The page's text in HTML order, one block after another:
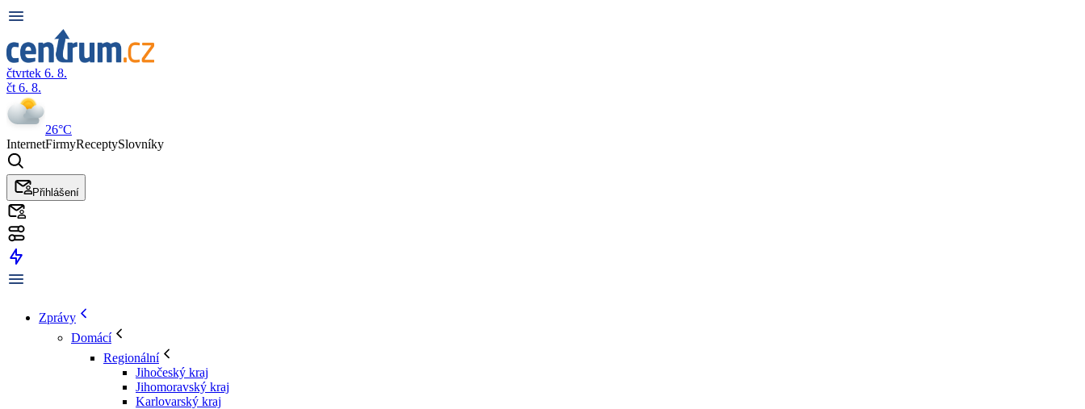
čtvrtek 6. 8.
čt 6. 8.
26°C
InternetFirmyReceptySlovníky
Přihlášení
Zprávy
Domácí
Regionální
Jihočeský kraj
Jihomoravský kraj
Karlovarský kraj